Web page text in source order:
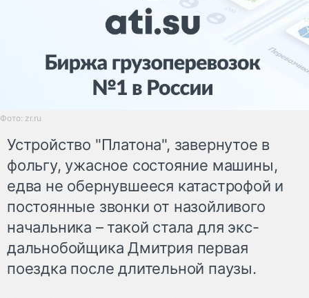
Фото: zr.ru
Устройство "Платона", завернутое в
фольгу, ужасное состояние машины,
едва не обернувшееся катастрофой и
постоянные звонки от назойливого
начальника – такой стала для экс-
дальнобойщика Дмитрия первая
поездка после длительной паузы.